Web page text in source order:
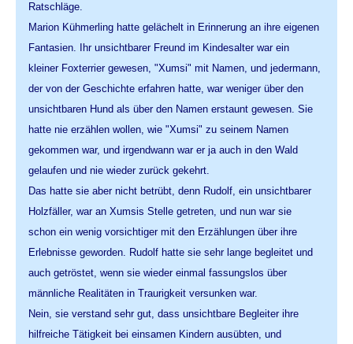
Ratschläge.
Marion Kühmerling hatte gelächelt in Erinnerung an ihre eigenen
Fantasien. Ihr unsichtbarer Freund im Kindesalter war ein
kleiner Foxterrier gewesen, "Xumsi" mit Namen, und jedermann,
der von der Geschichte erfahren hatte, war weniger über den
unsichtbaren Hund als über den Namen erstaunt gewesen. Sie
hatte nie erzählen wollen, wie "Xumsi" zu seinem Namen
gekommen war, und irgendwann war er ja auch in den Wald
gelaufen und nie wieder zurück gekehrt.
Das hatte sie aber nicht betrübt, denn Rudolf, ein unsichtbarer
Holzfäller, war an Xumsis Stelle getreten, und nun war sie
schon ein wenig vorsichtiger mit den Erzählungen über ihre
Erlebnisse geworden. Rudolf hatte sie sehr lange begleitet und
auch getröstet, wenn sie wieder einmal fassungslos über
männliche Realitäten in Traurigkeit versunken war.
Nein, sie verstand sehr gut, dass unsichtbare Begleiter ihre
hilfreiche Tätigkeit bei einsamen Kindern ausübten, und